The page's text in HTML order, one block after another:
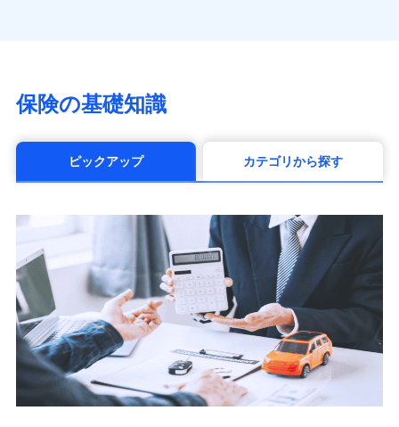
マニュライフ生命保険株式会社
（https://www.manulife.co.jp/）
（https://www.msa-life.co.jp/）
メットライフ生命株式会社(https://www.metlife.co.jp/)
■少額短期保険
株式会社アシロ少額短期保険 (https://kailash.co.jp/)
SBIいきいき少額短期保険会社 (https://www.i-
sedai.com/)
SBIペット少額短期保険株式会社 (https://www.sbipet-
ssi.co.jp/)
SBIリスタ少額短期保険会社
(https://www.jishin.co.jp/)
スマートプラス少額短期保険株式会社
保険の基礎知識
ピックアップ カテゴリから探す